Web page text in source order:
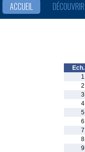
ACCUEIL DÉCOUVRIR
Ech.
1
2
3
4
5
6
7
8
9